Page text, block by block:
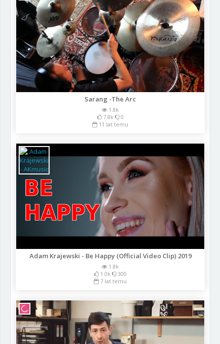
Sarang -The Arc
1.8k
7.8k
0
11 lat temu
Adam Krajewski - Be Happy (Official Video Clip) 2019
1.8k
1.0k
300
7 lat temu